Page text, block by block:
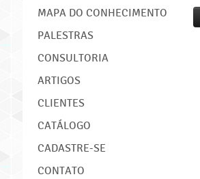
MAPA DO CONHECIMENTO
PALESTRAS
CONSULTORIA
ARTIGOS
CLIENTES
CATÁLOGO
CADASTRE-SE
CONTATO